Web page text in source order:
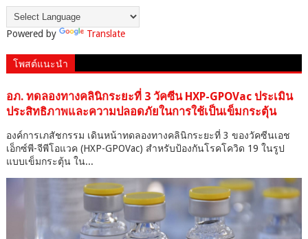
Powered by Translate
โพสต์แนะนำ
อภ. ทดลองทางคลินิกระยะที่ 3 วัคซีน HXP-GPOVac ประเมิน
ประสิทธิภาพและความปลอดภัยในการใช้เป็นเข็มกระตุ้น
องค์การเภสัชกรรม เดินหน้าทดลองทางคลินิกระยะที่ 3 ของวัคซีนเอช
เอ็กซ์พี-จีพีโอแวค (HXP-GPOVac) สำหรับป้องกันโรคโควิด 19 ในรูป
แบบเข็มกระตุ้น ใน...